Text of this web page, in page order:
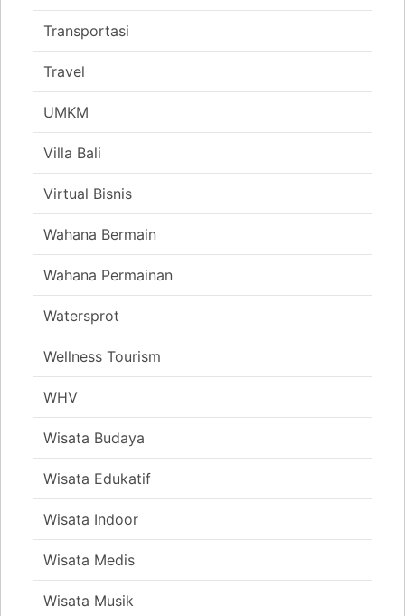
Transportasi
Travel
UMKM
Villa Bali
Virtual Bisnis
Wahana Bermain
Wahana Permainan
Watersprot
Wellness Tourism
WHV
Wisata Budaya
Wisata Edukatif
Wisata Indoor
Wisata Medis
Wisata Musik